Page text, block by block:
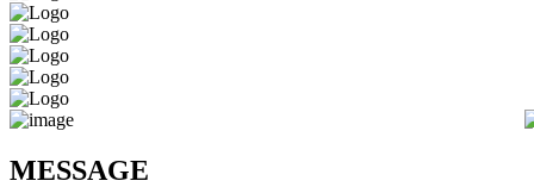
MESSAGE